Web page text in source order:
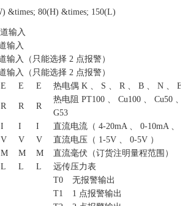
&times; 80(H) &times; 150(L)
输入
输入
输入（只能选择 2 点报警）
输入（只能选择 2 点报警）
E E E 热电偶 K 、 S 、 R 、 B 、 N 、 E
R R R
热电阻 PT100 、 Cu100 、 Cu50
G53
I I I
直流电流（ 4-20mA 、 0-10mA 、
V V V
直流电压（ 1-5V 、 0-5V ）
M M M
直流毫伏（订货注明量程范围）
L L L 远传压力表
T0
无报警输出
T1
1 点报警输出